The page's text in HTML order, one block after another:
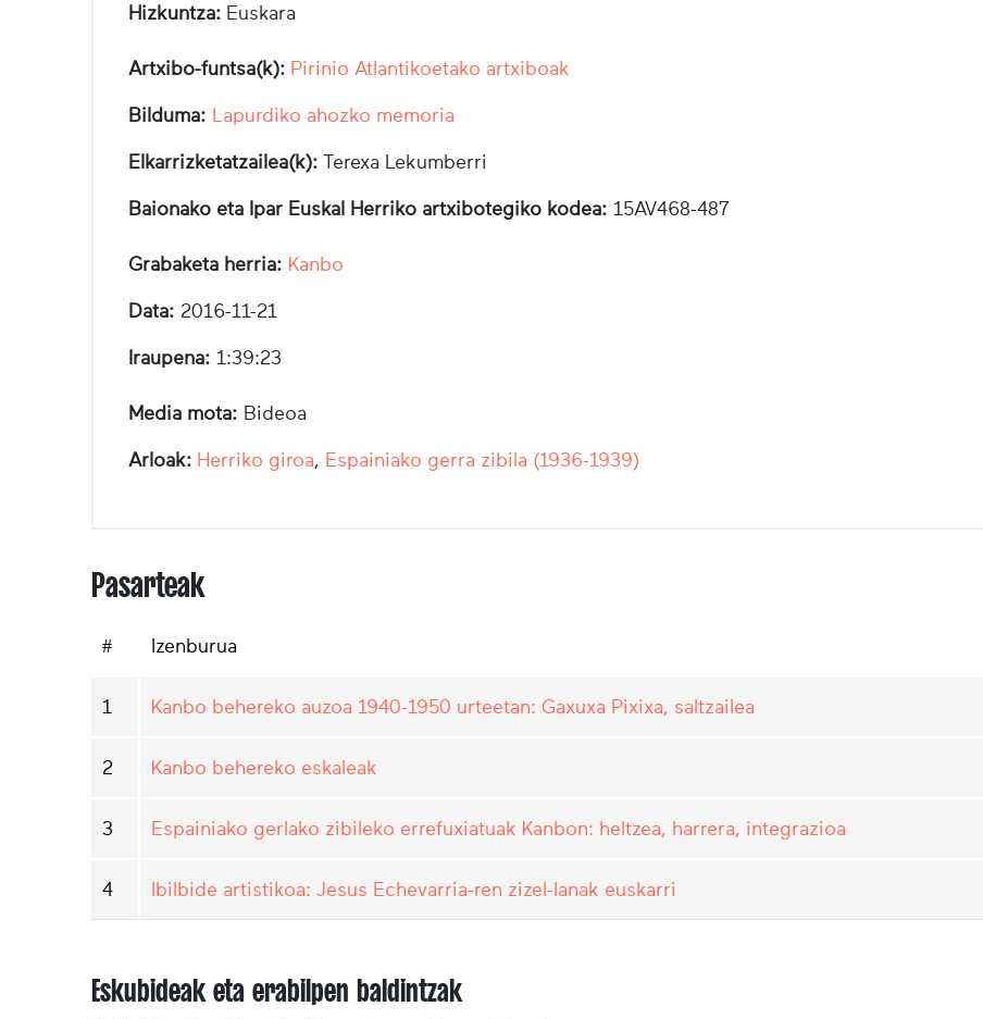
Hizkuntza: Euskara
Artxibo-funtsa(k): Pirinio Atlantikoetako artxiboak
Bilduma: Lapurdiko ahozko memoria
Elkarrizketatzailea(k): Terexa Lekumberri
Baionako eta Ipar Euskal Herriko artxibotegiko kodea: 15AV468-487
Grabaketa herria: Kanbo
Data: 2016-11-21
Iraupena: 1:39:23
Media mota: Bideoa
Arloak: Herriko giroa, Espainiako gerra zibila (1936-1939)
Pasarteak
# Izenburua
1 Kanbo behereko auzoa 1940-1950 urteetan: Gaxuxa Pixixa, saltzailea
2 Kanbo behereko eskaleak
3 Espainiako gerlako zibileko errefuxiatuak Kanbon: heltzea, harrera, integrazioa
4 Ibilbide artistikoa: Jesus Echevarria-ren zizel-lanak euskarri
Eskubideak eta erabilpen baldintzak